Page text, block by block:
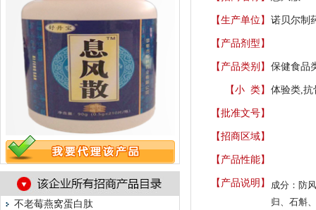
不老莓燕窝蛋白肽
【生产单位】 诺贝尔制
【产品剂型】
【产品类别】 保健食品
【小 类】 体验类,抗
【批准文号】
【招商区域】
【产品性能】
【产品说明】 成分： 防
归、石斛